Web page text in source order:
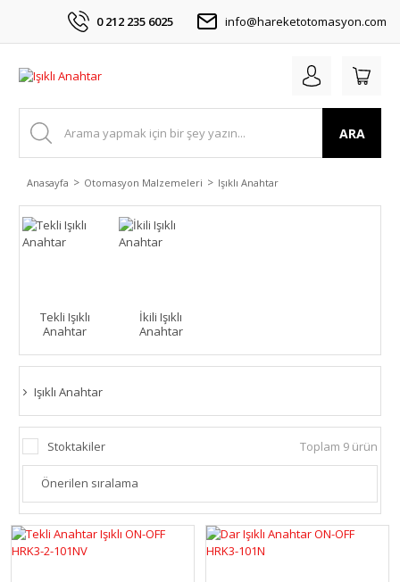
0 212 235 6025 info@hareketotomasyon.com
ARA
Anasayfa Otomasyon Malzemeleri Işıklı Anahtar
Tekli Işıklı
Anahtar
İkili Işıklı
Anahtar
Işıklı Anahtar
Stoktakiler Toplam 9 ürün